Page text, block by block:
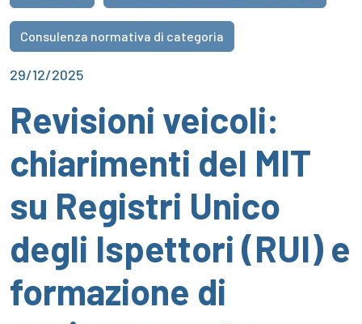
Consulenza normativa di categoria
29/12/2025
Revisioni veicoli:
chiarimenti del MIT
su Registri Unico
degli Ispettori (RUI) e
formazione di